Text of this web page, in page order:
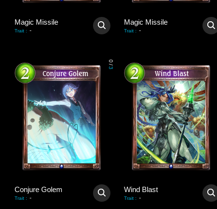
Magic Missile
Trait : -
Magic Missile
Trait : -
0
/
3
Conjure Golem
Trait : -
Wind Blast
Trait : -